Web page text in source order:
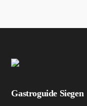
Gastroguide Siegen